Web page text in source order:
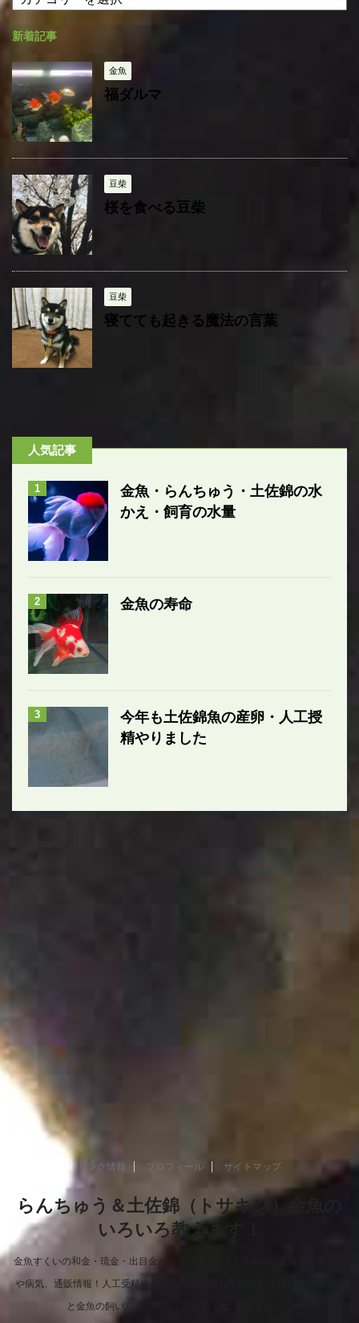
イ
テ
リ
ー
新着記事
金魚
福ダルマ
豆柴
桜を食べる豆柴
豆柴
寝てても起きる魔法の言葉
人気記事
1
金魚・らんちゅう・土佐錦の水
かえ・飼育の水量
2 金魚の寿命
3
今年も土佐錦魚の産卵・人工授
精やりました
リンク情報 プロフィール サイトマップ
らんちゅう＆土佐錦（トサキン）金魚の
いろいろ教えます！
金魚すくいの和金・琉金・出目金からランチュウ&土佐錦etc! 金魚の飼育方法
や病気、通販情報！人工受精や産卵の希少動画も大公開！ 水槽選びや餌選び
と金魚の飼い方って？育て方次第では..究極進化！！